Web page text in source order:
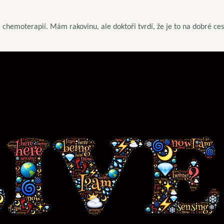
Mám rakovinu, ale doktoři tvrdí, že je to na dobré